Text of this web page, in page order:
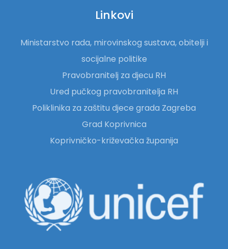
Linkovi
Ministarstvo rada, mirovinskog sustava, obitelji i
socijalne politike
Pravobranitelj za djecu RH
Ured pučkog pravobranitelja RH
Poliklinika za zaštitu djece grada Zagreba
Grad Koprivnica
Koprivničko-križevačka županija